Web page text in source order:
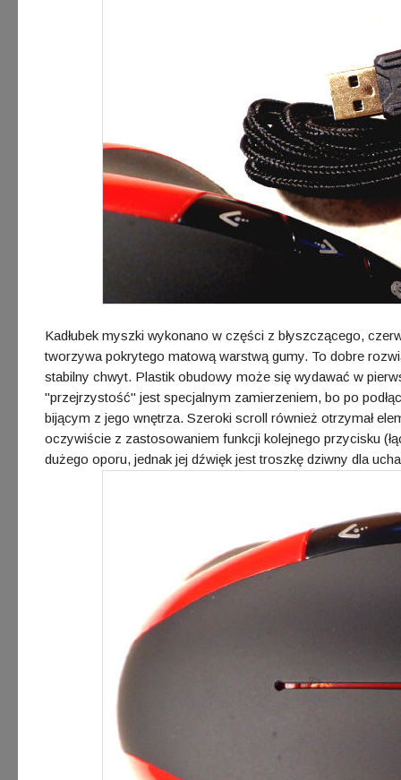
Kadłubek myszki wykonano w części z błyszczącego,
tworzywa pokrytego matową warstwą gumy. To dobre
stabilny chwyt. Plastik obudowy może się wydawać w
"przejrzystość" jest specjalnym zamierzeniem, bo po
bijącym z jego wnętrza. Szeroki scroll również otrzymał
oczywiście z zastosowaniem funkcji kolejnego przycisku
dużego oporu, jednak jej dźwięk jest troszkę dziwny dla